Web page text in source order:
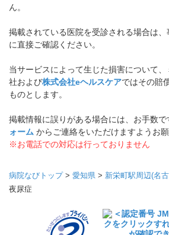
ん。
掲載されている医院を受診される場合は
に直接ご確認ください。
当サービスによって生じた損害について
社および株式会社eヘルスケアではその賠
ものとします。
掲載情報に誤りがある場合には、お手数で
ォーム からご連絡をいただけますようお願
※お電話での対応は行っておりません
病院なびトップ> 愛知県 > 新栄町駅周辺(名
夜尿症